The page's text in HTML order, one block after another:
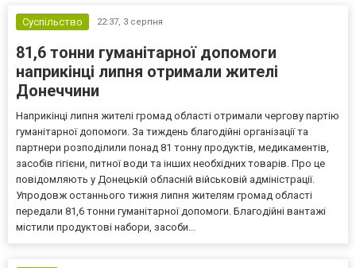
Суспільство 22:37, 3 серпня
81,6 тонни гуманітарної допомоги
наприкінці липня отримали жителі
Донеччини
Наприкінці липня жителі громад області отримали чергову партію
гуманітарної допомоги. За тиждень благодійні організації та
партнери розподілили понад 81 тонну продуктів, медикаментів,
засобів гігієни, питної води та інших необхідних товарів. Про це
повідомляють у Донецькій обласній військовій адміністрації.
Упродовж останнього тижня липня жителям громад області
передали 81,6 тонни гуманітарної допомоги. Благодійні вантажі
містили продуктові набори, засоби...